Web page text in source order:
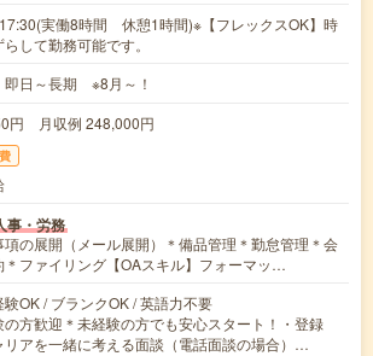
実働8時間 休憩1時間)※【フレックスOK】時
して勤務可能です。
即日～長期 ※8月～！
円 月収例 248,000円
事・労務
項の展開（メール展開）＊備品管理＊勤怠管理＊会
＊ファイリング【OAスキル】フォーマッ…
OK / ブランクOK / 英語力不要
の方歓迎＊未経験の方でも安心スタート！・登録
リアを一緒に考える面談（電話面談の場合）…